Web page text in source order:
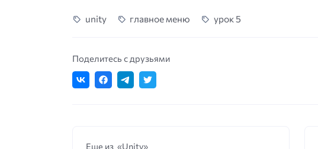
unity главное меню урок 5
Поделитесь с друзьями
Еще из «Unity»